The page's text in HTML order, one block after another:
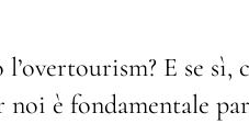
E se sì,
è fondamentale